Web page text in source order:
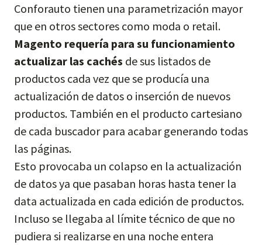
Conforauto tienen una parametrización mayor
que en otros sectores como moda o retail.
Magento requería para su funcionamiento
actualizar las cachés de sus listados de
productos cada vez que se producía una
actualización de datos o inserción de nuevos
productos. También en el producto cartesiano
de cada buscador para acabar generando todas
las páginas.
Esto provocaba un colapso en la actualización
de datos ya que pasaban horas hasta tener la
data actualizada en cada edición de productos.
Incluso se llegaba al límite técnico de que no
pudiera si realizarse en una noche entera